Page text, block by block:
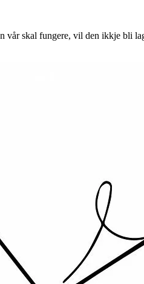
skal fungere, vil den ikkje bli